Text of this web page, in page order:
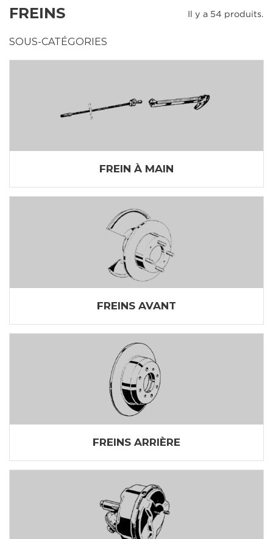
FREINS Il y a 54 produits.
SOUS-CATÉGORIES
FREIN À MAIN
FREINS AVANT
FREINS ARRIÈRE